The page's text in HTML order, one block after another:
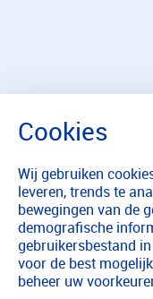
Wij gebruiken
leveren, trends te
bewegingen van de
demografische
gebruikersbestand
voor de best
beheer uw